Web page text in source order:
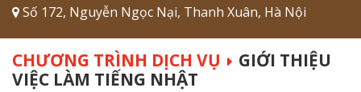
Số 172, Nguyễn Ngọc Nại, Thanh Xuân, Hà Nội
CHƯƠNG TRÌNH DỊCH VỤ
GIỚI THIỆU
VIỆC LÀM TIẾNG NHẬT